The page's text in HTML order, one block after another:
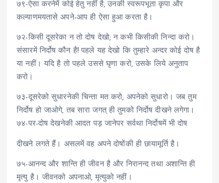
७९-ऐसा करनेमें कोई हेतु नहीं है, उनकी स्वरूपभूता कृपा और
कल्याणमयतासे अपने-आप ही ऐसा हुआ करता है।
७२-किसी दूसरेका न तो दोष देखो; न कभी किसीकी निन्दा करो।
संसारमें निर्दोष कौन है! पहले यह देखो कि तुम्हारे अन्दर कोई दोष है
या नहीं। यदि है तो पहले उससे घृणा करो, उसके लिये अनुताप
करो।
७३-दूसरेको सुधारनेकी चिन्ता मत करो, अपनेको सुधारो। जब तुम
निर्दोष हो जाओगे, तब सारा जगत् ही तुमको निर्दोष दीखने लगेगा।
७४-पर-दोष देखनेकी आदत पड़ जानेपर सर्वथा निर्दोषमें भी दोष
दीखने लगते हैं। असलमें वह अपने दोषोंकी ही छायामूर्ति है।
७५-आनन्द और शान्ति ही जीवन है और निरानन्द तथा अशान्ति ही
मृत्यु है। जीवनको अपनाओ, मृत्युको नहीं।